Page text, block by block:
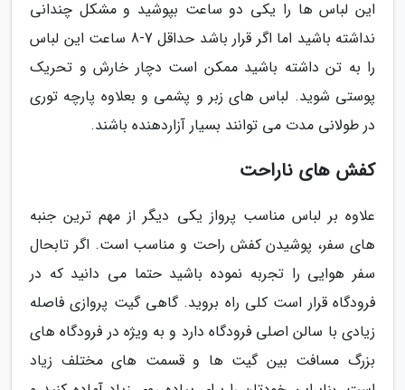
این لباس ها را یکی دو ساعت بپوشید و مشکل چندانی
نداشته باشید اما اگر قرار باشد حداقل 7-8 ساعت این لباس
را به تن داشته باشید ممکن است دچار خارش و تحریک
پوستی شوید. لباس های زبر و پشمی و بعلاوه پارچه توری
در طولانی مدت می توانند بسیار آزاردهنده باشند.
کفش های ناراحت
علاوه بر لباس مناسب پرواز یکی دیگر از مهم ترین جنبه
های سفر، پوشیدن کفش راحت و مناسب است. اگر تابحال
سفر هوایی را تجربه نموده باشید حتما می دانید که در
فرودگاه قرار است کلی راه بروید. گاهی گیت پروازی فاصله
زیادی با سالن اصلی فرودگاه دارد و به ویژه در فرودگاه های
بزرگ مسافت بین گیت ها و قسمت های مختلف زیاد